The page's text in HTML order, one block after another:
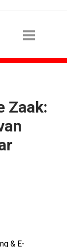
Zaak:
& E-